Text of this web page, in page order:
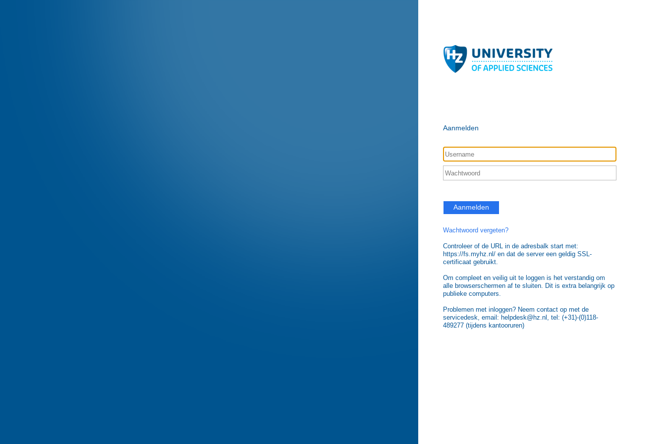
Aanmelden
Aanmelden
Wachtwoord vergeten?
Controleer of de URL in de adresbalk start met:
https://fs.myhz.nl/ en dat de server een geldig SSL-
certificaat gebruikt.
Om compleet en veilig uit te loggen is het verstandig om
alle browserschermen af te sluiten. Dit is extra belangrijk op
publieke computers.
Problemen met inloggen? Neem contact op met de
servicedesk, email: helpdesk@hz.nl, tel: (+31)-(0)118-
489277 (tijdens kantooruren)